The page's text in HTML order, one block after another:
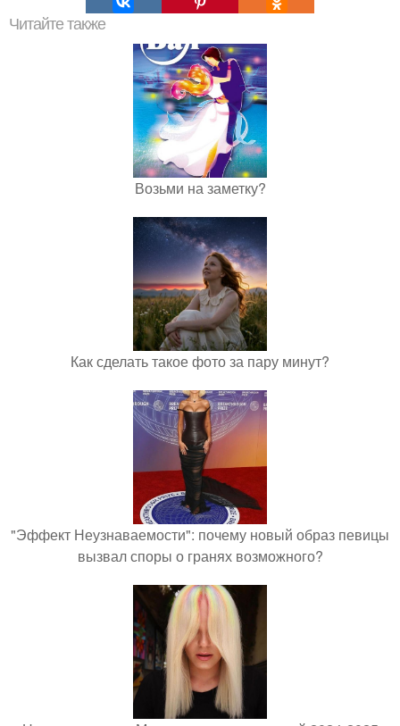
Читайте также
Возьми на заметку?
Как сделать такое фото за пару минут?
"Эффект Неузнаваемости": почему новый образ певицы
вызвал споры о гранях возможного?